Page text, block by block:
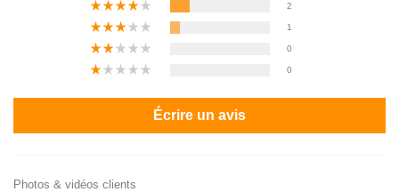
2
1
0
0
Écrire un avis
Photos & vidéos clients